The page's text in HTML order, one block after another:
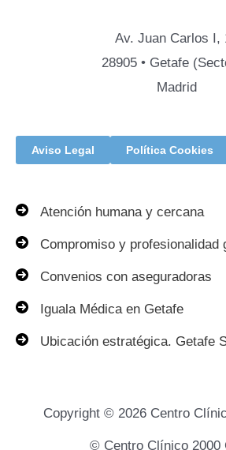
Av. Juan Carlos I,
28905 • Getafe
Madrid
Aviso Legal Política Cookies
Atención humana y cercana
Compromiso y profesionalidad
Convenios con aseguradoras
Iguala Médica en Getafe
Ubicación estratégica. Getafe
Copyright © 2026 Centro
© Centro Clínico 2000